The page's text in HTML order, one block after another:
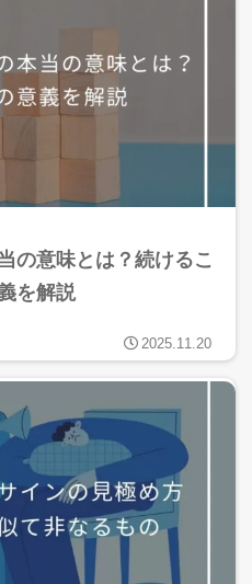
の意味とは？続けるこ
を解説
2025.11.20